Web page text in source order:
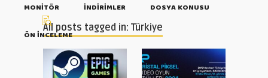
MONITÖR
İNDIRIMLER
DOSYA KONUSU
ÖN İNCELEME
All posts tagged in: Türkiye